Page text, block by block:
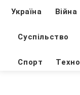
Україна Війна
Суспільство
Спорт